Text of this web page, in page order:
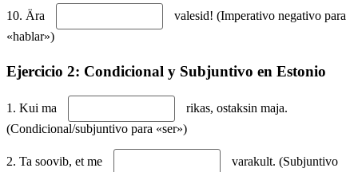
10. Ära
valesid! (Imperativo negativo para
«hablar»)
Ejercicio 2: Condicional y Subjuntivo en Estonio
1. Kui ma
rikas, ostaksin maja.
(Condicional/subjuntivo para «ser»)
2. Ta soovib, et me
varakult. (Subjuntivo